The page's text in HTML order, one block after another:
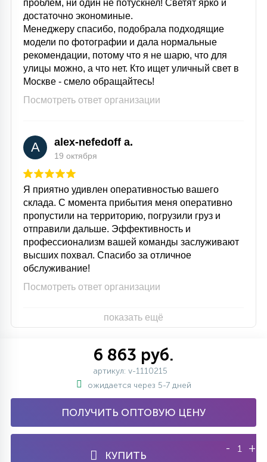
КРЕСЛА
МЕДИЦИНСКИЕ АППАРАТЫ
ОПЕРАЦИОННЫЕ СТОЛЫ
ДИНАМИЧЕСКИЙ СВЕТ
СЦЕНИЧЕСКОЕ И СТУДИЙНОЕ
ЛАЗЕРНЫЕ СИСТЕМЫ
УПРАВЛЕНИЕ СВЕТОМ
КОМПЛЕКТУЮЩИЕ
СТЕКЛЯННЫЕ
ПОДВЕСНЫЕ
проблем, ни один не потускнел! Светят ярко и
достаточно экономиные.
Менеджеру спасибо, подобрала подходящие
модели по фотографии и дала нормальные
рекомендации, потому что я не шарю, что для
улицы можно, а что нет. Кто ищет уличный свет в
Москве - смело обращайтесь!
Посмотреть ответ организации
A alex-nefedoff a.
19 октября
Я приятно удивлен оперативностью вашего
склада. С момента прибытия меня оперативно
пропустили на территорию, погрузили груз и
отправили дальше. Эффективность и
профессионализм вашей команды заслуживают
высших похвал. Спасибо за отличное
обслуживание!
Посмотреть ответ организации
показать ещё
6 863 руб.
артикул: v-1110215
ожидается через 5-7 дней
ПОЛУЧИТЬ ОПТОВУЮ ЦЕНУ
КУПИТЬ
- +